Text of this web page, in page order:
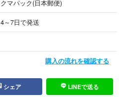
マパック(日本郵便)
～7日で発送
購入の流れを確認する
シェア LINEで送る